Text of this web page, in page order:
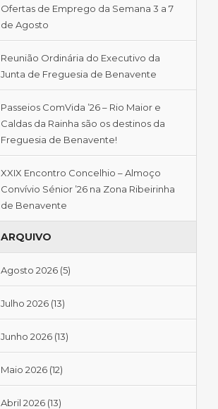
Ofertas de Emprego da Semana 3 a 7
de Agosto
Reunião Ordinária do Executivo da
Junta de Freguesia de Benavente
Passeios ComVida ’26 – Rio Maior e
Caldas da Rainha são os destinos da
Freguesia de Benavente!
XXIX Encontro Concelhio – Almoço
Convívio Sénior ’26 na Zona Ribeirinha
de Benavente
ARQUIVO
Agosto 2026(5)
Julho 2026(13)
Junho 2026(13)
Maio 2026(12)
Abril 2026(13)